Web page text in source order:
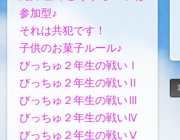
1
参加型♪
それは共犯です！
子供のお菓子ルール♪
びっちゅ２年生の戦いⅠ
びっちゅ２年生の戦いⅡ
びっちゅ２年生の戦いⅢ
びっちゅ２年生の戦いⅣ
びっちゅ２年生の戦いⅤ